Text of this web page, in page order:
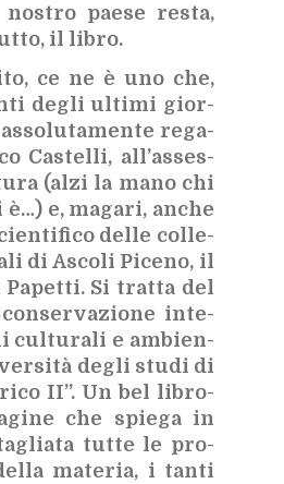
pae­se re­sta,
il li­bro.
ce ne è uno che,
de­gli ul­ti­mi gior­
re­ga­
Ca­stel­li, al­l’as­ses­
(alzi la mano chi
e, ma­ga­ri, an­che
del­le col­le­
di Asco­li Pi­ce­no, il
Pa­pet­ti. Si trat­ta del
con­ser­va­zio­ne in­te­
cul­tu­ra­li e am­bien­
de­gli stu­di di
II”. Un bel li­bro­
che spie­ga in
tut­te le pro­
ma­te­ria, i tan­ti